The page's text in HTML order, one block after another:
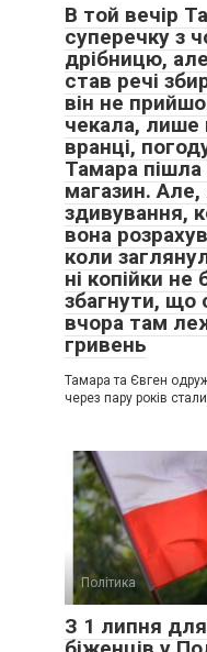
В той вечір
суперечку з
дрібницю,
став речі
він не
чекала, лише
вранці,
Тамара
магазин. Але,
здивування,
вона
коли
ні копійки
збагнути,
вчора там
гривень
Тамара та Євген
через пару років
Політика
З 1 липня для